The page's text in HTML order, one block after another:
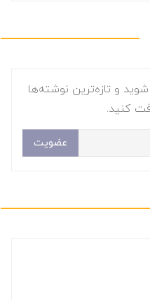
و تازه‌ترین نوشته‌ها
کنید.
عضویت